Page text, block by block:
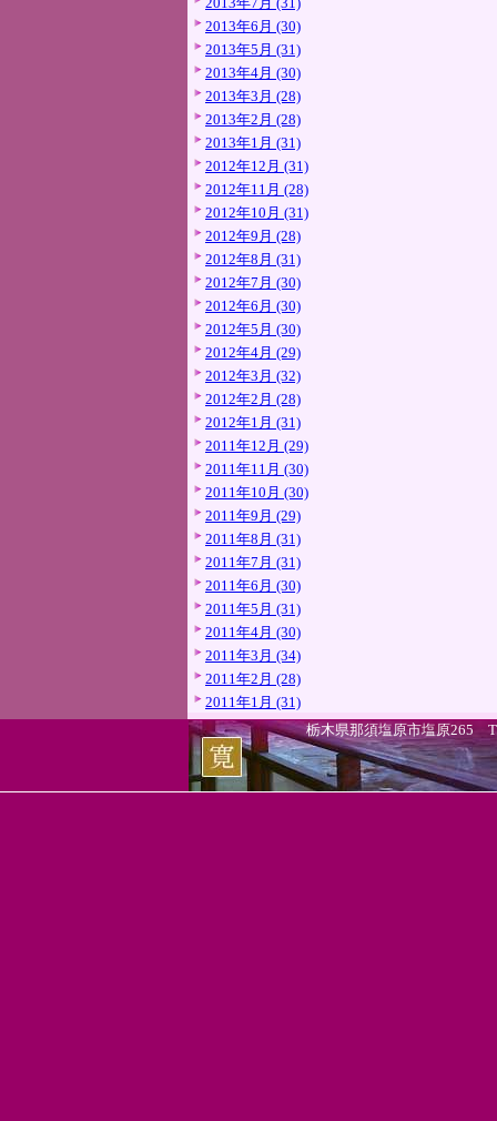
2013年6月 (30)
2013年5月 (31)
2013年4月 (30)
2013年3月 (28)
2013年2月 (28)
2013年1月 (31)
2012年12月 (31)
2012年11月 (28)
2012年10月 (31)
2012年9月 (28)
2012年8月 (31)
2012年7月 (30)
2012年6月 (30)
2012年5月 (30)
2012年4月 (29)
2012年3月 (32)
2012年2月 (28)
2012年1月 (31)
2011年12月 (29)
2011年11月 (30)
2011年10月 (30)
2011年9月 (29)
2011年8月 (31)
2011年7月 (31)
2011年6月 (30)
2011年5月 (31)
2011年4月 (30)
2011年3月 (34)
2011年2月 (28)
2011年1月 (31)
栃木県那須塩原市塩原265